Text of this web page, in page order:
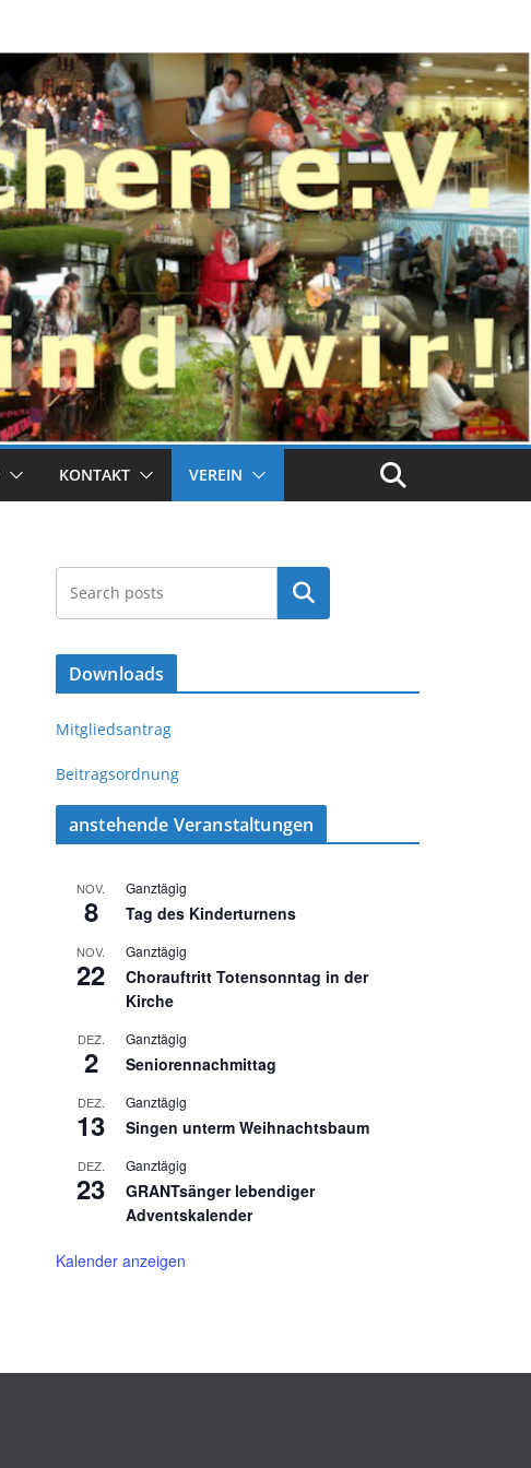
KONTAKT VEREIN
Suchen
Downloads
Mitgliedsantrag
Beitragsordnung
anstehende Veranstaltungen
NOV.
8
Ganztägig
Tag des Kinderturnens
NOV.
22
Ganztägig
Chorauftritt Totensonntag in der
Kirche
DEZ.
2
Ganztägig
Seniorennachmittag
DEZ.
13
Ganztägig
Singen unterm Weihnachtsbaum
DEZ.
23
Ganztägig
GRANTsänger lebendiger
Adventskalender
Kalender anzeigen